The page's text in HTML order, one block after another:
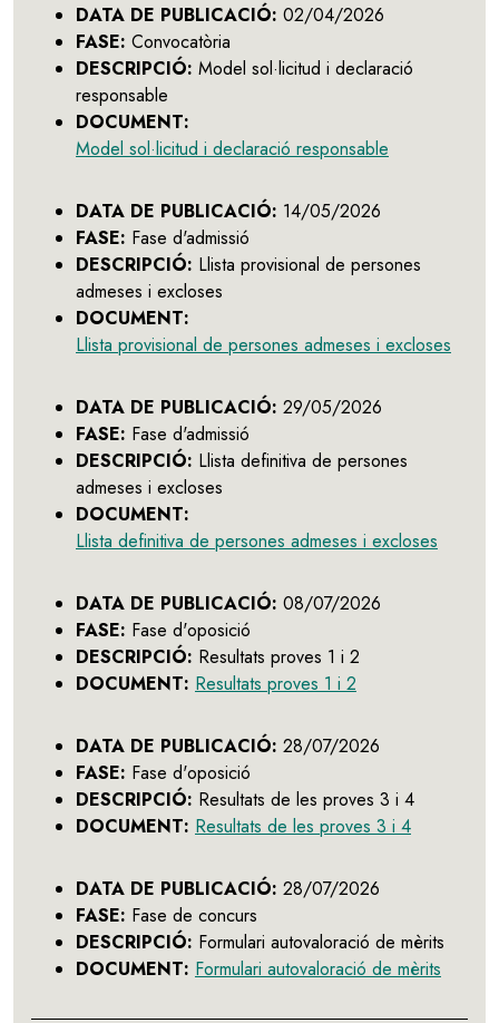
DATA DE PUBLICACIÓ: 02/04/2026
FASE: Convocatòria
DESCRIPCIÓ: Model sol·licitud i declaració
responsable
DOCUMENT:
Model sol·licitud i declaració responsable
DATA DE PUBLICACIÓ: 14/05/2026
FASE: Fase d'admissió
DESCRIPCIÓ: Llista provisional de persones
admeses i excloses
DOCUMENT:
Llista provisional de persones admeses i excloses
DATA DE PUBLICACIÓ: 29/05/2026
FASE: Fase d'admissió
DESCRIPCIÓ: Llista definitiva de persones
admeses i excloses
DOCUMENT:
Llista definitiva de persones admeses i excloses
DATA DE PUBLICACIÓ: 08/07/2026
FASE: Fase d'oposició
DESCRIPCIÓ: Resultats proves 1 i 2
DOCUMENT: Resultats proves 1 i 2
DATA DE PUBLICACIÓ: 28/07/2026
FASE: Fase d'oposició
DESCRIPCIÓ: Resultats de les proves 3 i 4
DOCUMENT: Resultats de les proves 3 i 4
DATA DE PUBLICACIÓ: 28/07/2026
FASE: Fase de concurs
DESCRIPCIÓ: Formulari autovaloració de mèrits
DOCUMENT: Formulari autovaloració de mèrits